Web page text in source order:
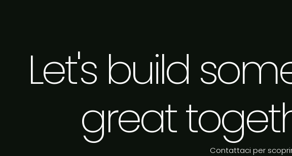
Let's build
great
Contattaci per